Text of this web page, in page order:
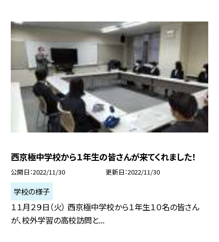
西京極中学校から１年生の皆さんが来てくれました！
公開日 2022/11/30 更新日 2022/11/30
学校の様子
１１月２９日（火） 西京極中学校から１年生１０名の皆さん
が、校外学習の高校訪問と...